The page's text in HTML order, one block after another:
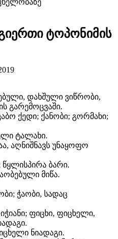
ტოპონიმის
დახშული ვიწრობი,
გარემოცვაში.
ქედი; ქანობი; გორმახი;
ტალახი.
აღნიშნავს უნაყოფო
წყლისპირა ბარი.
მიწა.
ჭაობი, სადაც
ფიცხი, ფიცხელი,
ნიადაგი.